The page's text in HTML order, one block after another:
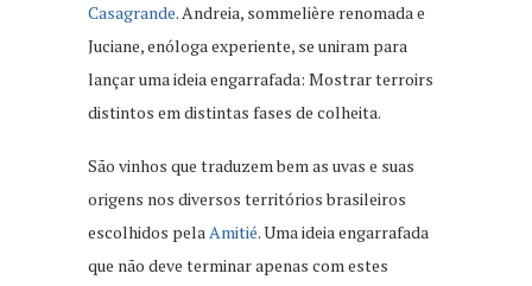
Casagrande. Andreia, sommelière renomada e
Juciane, enóloga experiente, se uniram para
lançar uma ideia engarrafada: Mostrar terroirs
distintos em distintas fases de colheita.
São vinhos que traduzem bem as uvas e suas
origens nos diversos territórios brasileiros
escolhidos pelaAmitié. Uma ideia engarrafada
que não deve terminar apenas com estes